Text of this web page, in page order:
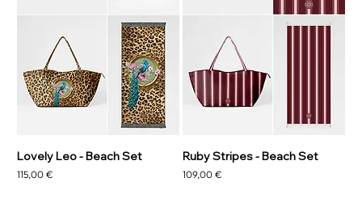
Lovely Leo - Beach Set
Prezzo
115,00 €
Ruby Stripes - Beach Set
Prezzo
109,00 €